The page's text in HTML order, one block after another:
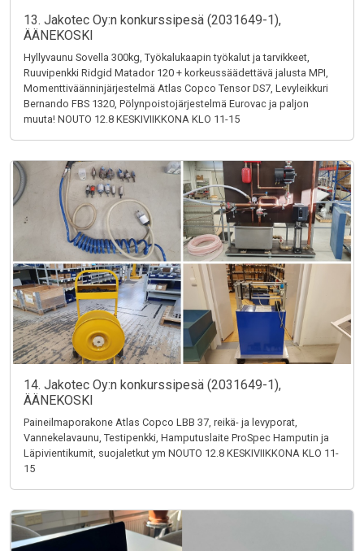
13. Jakotec Oy:n konkurssipesä (2031649-1),
ÄÄNEKOSKI
Hyllyvaunu Sovella 300kg, Työkalukaapin työkalut ja tarvikkeet,
Ruuvipenkki Ridgid Matador 120 + korkeussäädettävä jalusta MPI,
Momenttiväänninjärjestelmä Atlas Copco Tensor DS7, Levyleikkuri
Bernando FBS 1320, Pölynpoistojärjestelmä Eurovac ja paljon
muuta! NOUTO 12.8 KESKIVIIKKONA KLO 11-15
14. Jakotec Oy:n konkurssipesä (2031649-1),
ÄÄNEKOSKI
Paineilmaporakone Atlas Copco LBB 37, reikä- ja levyporat,
Vannekelavaunu, Testipenkki, Hamputuslaite ProSpec Hamputin ja
Läpivientikumit, suojaletkut ym NOUTO 12.8 KESKIVIIKKONA KLO 11-
15